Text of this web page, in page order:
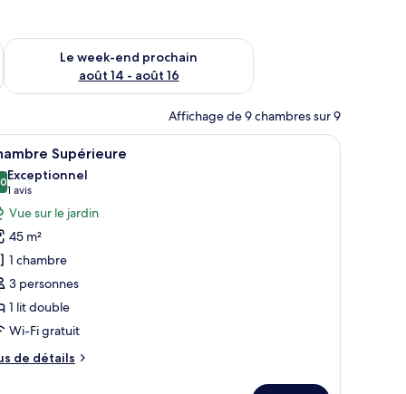
août 7 - août 9
Le week-end prochain
août 14 - août 16
Vérifier la disponibilité pour le week-end prochain août 14 -
Affichage de 9 chambres sur 9
lit, des tables de chevet, une chaise et un petit bureau avec des livres et
:
Une chambre à coucher bien rangée, avec
4 Supérieure
sur 10
Exceptionnel
1 avis
(1 avis)
Vue sur le jardin
45 m²
1 chambre
3 personnes
1 lit double
Wi-Fi gratuit
de détails